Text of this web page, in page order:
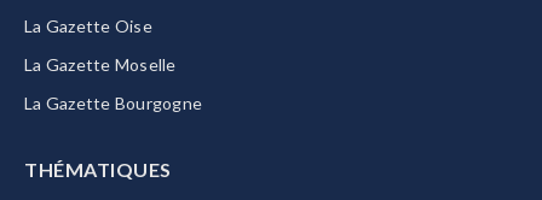
La Gazette Oise
La Gazette Moselle
La Gazette Bourgogne
THÉMATIQUES